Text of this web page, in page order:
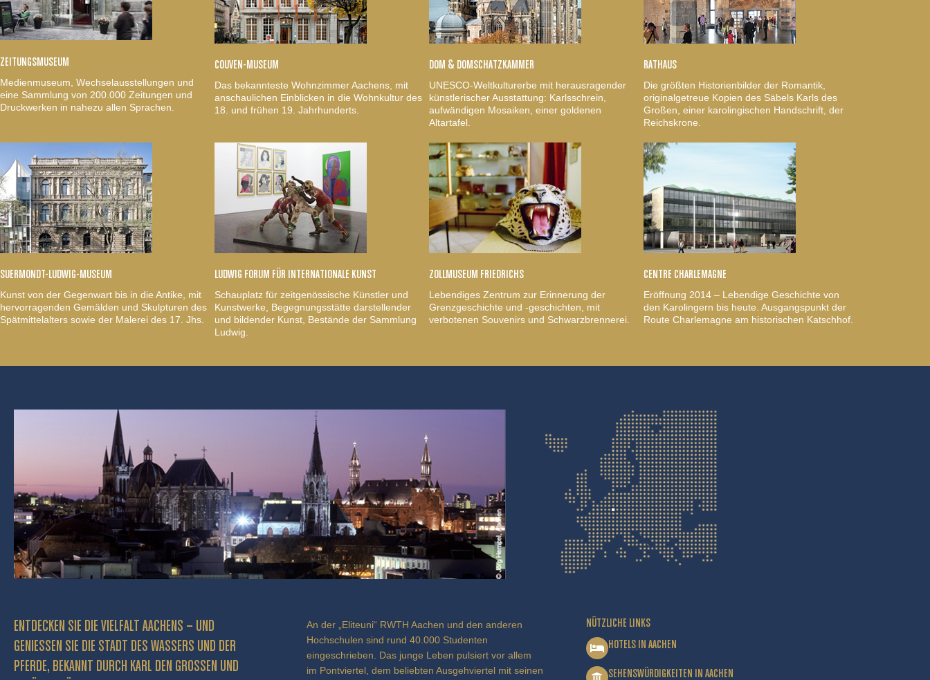
ZEITUNGSMUSEUM
Medienmuseum, Wechselausstellungen und
eine Sammlung von 200.000 Zeitungen und
Druckwerken in nahezu allen Sprachen.
COUVEN-MUSEUM
Das bekannteste Wohnzimmer Aachens, mit
anschaulichen Einblicken in die Wohnkultur des
18. und frühen 19. Jahrhunderts.
DOM & DOMSCHATZKAMMER
UNESCO-Weltkulturerbe mit herausragender
künstlerischer Ausstattung: Karlsschrein,
aufwändigen Mosaiken, einer goldenen
Altartafel.
RATHAUS
Die größten Historienbilder der Romantik,
originalgetreue Kopien des Säbels Karls des
Großen, einer karolingischen Handschrift, der
Reichskrone.
SUERMONDT-LUDWIG-MUSEUM
Kunst von der Gegenwart bis in die Antike, mit
hervorragenden Gemälden und Skulpturen des
Spätmittelalters sowie der Malerei des 17. Jhs.
LUDWIG FORUM FÜR INTERNATIONALE KUNST
Schauplatz für zeitgenössische Künstler und
Kunstwerke, Begegnungsstätte darstellender
und bildender Kunst, Bestände der Sammlung
Ludwig.
ZOLLMUSEUM FRIEDRICHS
Lebendiges Zentrum zur Erinnerung der
Grenzgeschichte und -geschichten, mit
verbotenen Souvenirs und Schwarzbrennerei.
CENTRE CHARLEMAGNE
Eröffnung 2014 – Lebendige Geschichte von
den Karolingern bis heute. Ausgangspunkt der
Route Charlemagne am historischen Katschhof.
ENTDECKEN SIE DIE VIELFALT AACHENS – UND
GENIESSEN SIE DIE STADT DES WASSERS UND DER P
FERDE, BEKANNT DURCH KARL DEN GROSSEN UND BE
An der „Eliteuni“ RWTH Aachen und den anderen
Hochschulen sind rund 40.000 Studenten
eingeschrieben. Das junge Leben pulsiert vor allem
im Pontviertel, dem beliebten Ausgehviertel mit seinen
NÜTZLICHE LINKS
HOTELS IN AACHEN
SEHENSWÜRDIGKEITEN IN AACHEN